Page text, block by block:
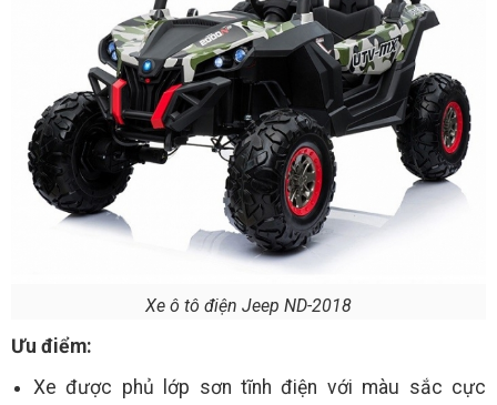
Xe ô tô điện Jeep ND-2018
Ưu điểm:
Xe được phủ lớp sơn tĩnh điện với màu sắc cực